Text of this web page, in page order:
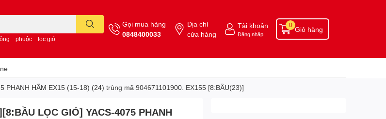
phuộc lọc gió
Gọi mua hàng
0848400033
Địa chỉ
cửa hàng
Tài khoản
Đăng nhập
Giỏ hàng
0
PHANH HÃM EX15 (15-18) (24) trùng mã 904671101900. EX155 [8:BẦU(23)]
LỌC GIÓ] YACS-4075 PHANH